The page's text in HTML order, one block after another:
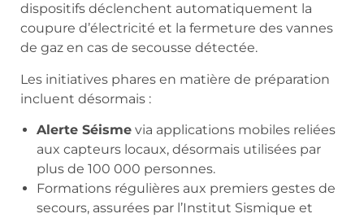
dispositifs déclenchent automatiquement la
coupure d’électricité et la fermeture des vannes
de gaz en cas de secousse détectée.
Les initiatives phares en matière de préparation
incluent désormais :
Alerte Séisme via applications mobiles reliées
aux capteurs locaux, désormais utilisées par
plus de 100 000 personnes.
Formations régulières aux premiers gestes de
secours, assurées par l’Institut Sismique et